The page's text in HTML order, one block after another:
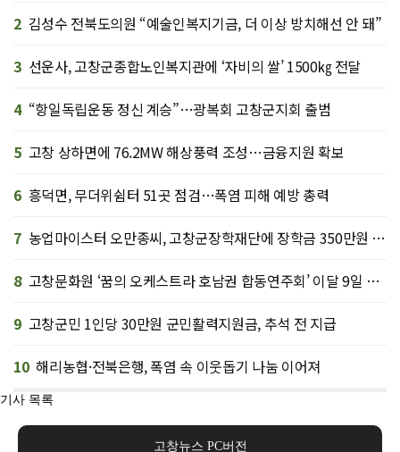
2 김성수 전북도의원 “예술인복지기금, 더 이상 방치해선 안 돼”
3 선운사, 고창군종합노인복지관에 ‘자비의 쌀’ 1500㎏ 전달
4 “항일독립운동 정신 계승”…광복회 고창군지회 출범
5 고창 상하면에 76.2MW 해상풍력 조성…금융지원 확보
6 흥덕면, 무더위쉼터 51곳 점검…폭염 피해 예방 총력
7 농업마이스터 오만종씨, 고창군장학재단에 장학금 350만원 기탁
8 고창문화원 ‘꿈의 오케스트라 호남권 합동연주회’ 이달 9일 개최
9 고창군민 1인당 30만원 군민활력지원금, 추석 전 지급
10 해리농협·전북은행, 폭염 속 이웃돕기 나눔 이어져
기사 목록
고창뉴스 PC버전